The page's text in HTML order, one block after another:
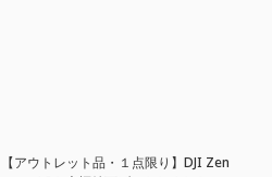
【アウトレット品・１点限り】DJI Zen